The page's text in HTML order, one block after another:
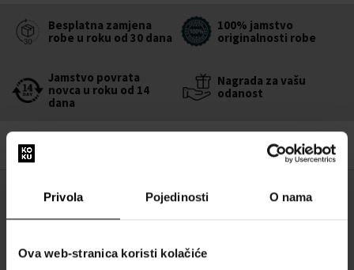
Privola Pojedinosti O nama
Ova web-stranica koristi kolačiće
Besplatna zamjena
robe u roku od 30 dana
100% jamstvo
originalnosti robe
Jamstvo povrata
novca u roku od 14
dana
Nagrada za vašu
odanost
miluju kožu, a zrak vibrira od mirisa procvjetalih cvjetova.